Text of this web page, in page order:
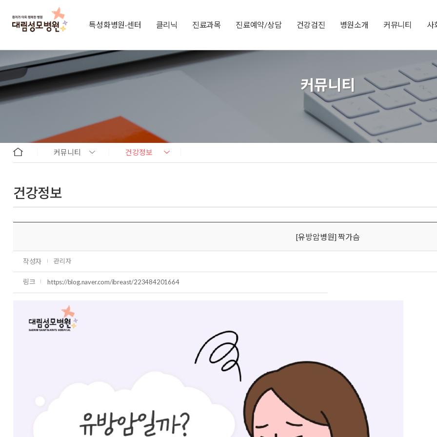
특성화병원·센터 클리닉 진료과목 진료예약/상담 건강검진 병원소개 커뮤니티 사
커뮤니티
커뮤니티 건강정보
건강정보
[유방암병원] 짝가슴
작성자 관리자
링크 https://blog.naver.com/ibreast/223484201664